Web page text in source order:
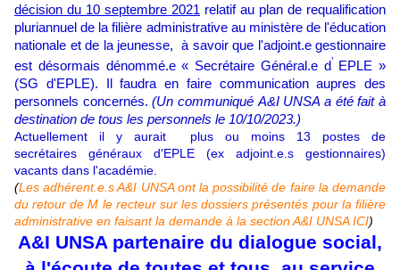
décision du 10 septembre 2021 relatif au plan de requalification
pluriannuel de la filière administrative au ministère de l'éducation
nationale et de la jeunesse, à savoir que l'adjoint.e gestionnaire
est désormais dénommé.e « Secrétaire Général.e d’ EPLE »
(SG d'EPLE). Il faudra en faire communication aupres des
personnels concernés. (Un communiqué A&I UNSA a été fait à
destination de tous les personnels le 10/10/2023.)
Actuellement il y aurait plus ou moins 13 postes de
secrétaires généraux d'EPLE (ex adjoint.e.s gestionnaires)
vacants dans l'académie.
(Les adhérent.e.s A&I UNSA ont la possibilité de faire la demande
du retour de M le recteur sur les dossiers présentés pour la filière
administrative en faisant la demande à la section A&I UNSA ICI)
A&I UNSA partenaire du dialogue social,